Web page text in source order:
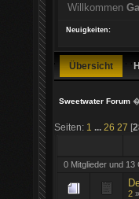
Willkommen
Neuigkeiten:
Übersicht
Sweetwater Forum
Seiten: 1 26 27 [
0 Mitglieder und 13
2 »